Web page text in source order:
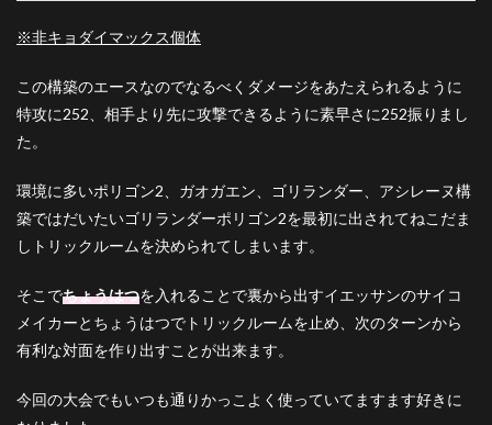
※非キョダイマックス個体
この構築のエースなのでなるべくダメージをあたえられるように
特攻に252、相手より先に攻撃できるように素早さに252振りまし
た。
環境に多いポリゴン2、ガオガエン、ゴリランダー、アシレーヌ構
築ではだいたいゴリランダーポリゴン2を最初に出されてねこだま
しトリックルームを決められてしまいます。
そこでちょうはつを入れることで裏から出すイエッサンのサイコ
メイカーとちょうはつでトリックルームを止め、次のターンから
有利な対面を作り出すことが出来ます。
今回の大会でもいつも通りかっこよく使っていてますます好きに